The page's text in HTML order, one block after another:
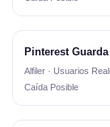
Pinterest Guarda
Alfiler · Usuarios
Caída Posible